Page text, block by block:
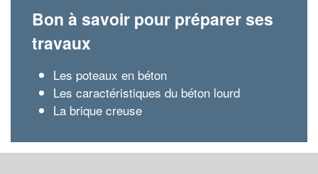
Bon à savoir pour préparer ses
travaux
Les poteaux en béton
Les caractéristiques du béton lourd
La brique creuse